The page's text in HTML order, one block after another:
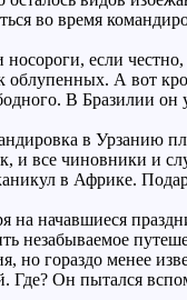
во время
если
облупенных. А вот
В Бразилии он
в Урзанию
и все чиновники и
в Африке.
на начавшиеся
незабываемое
но гораздо менее
Где? Он пытался